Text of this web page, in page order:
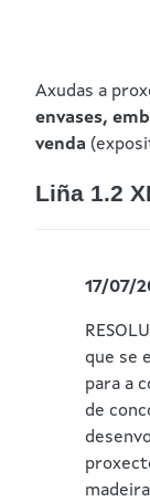
Axudas a
envases,
venda
Liña 1.2
17/07/
que se
para a
de